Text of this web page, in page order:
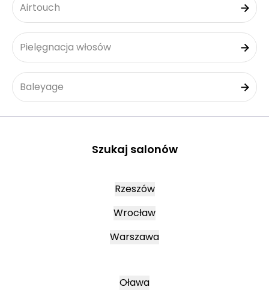
Airtouch
Pielęgnacja włosów
Baleyage
Szukaj salonów
Rzeszów
Wrocław
Warszawa
Oława